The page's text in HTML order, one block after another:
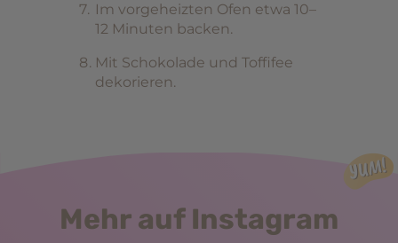
Im vorgeheizten Ofen etwa 10–
12 Minuten backen.
Mit Schokolade und Toffifee
dekorieren.
Mehr auf Instagram